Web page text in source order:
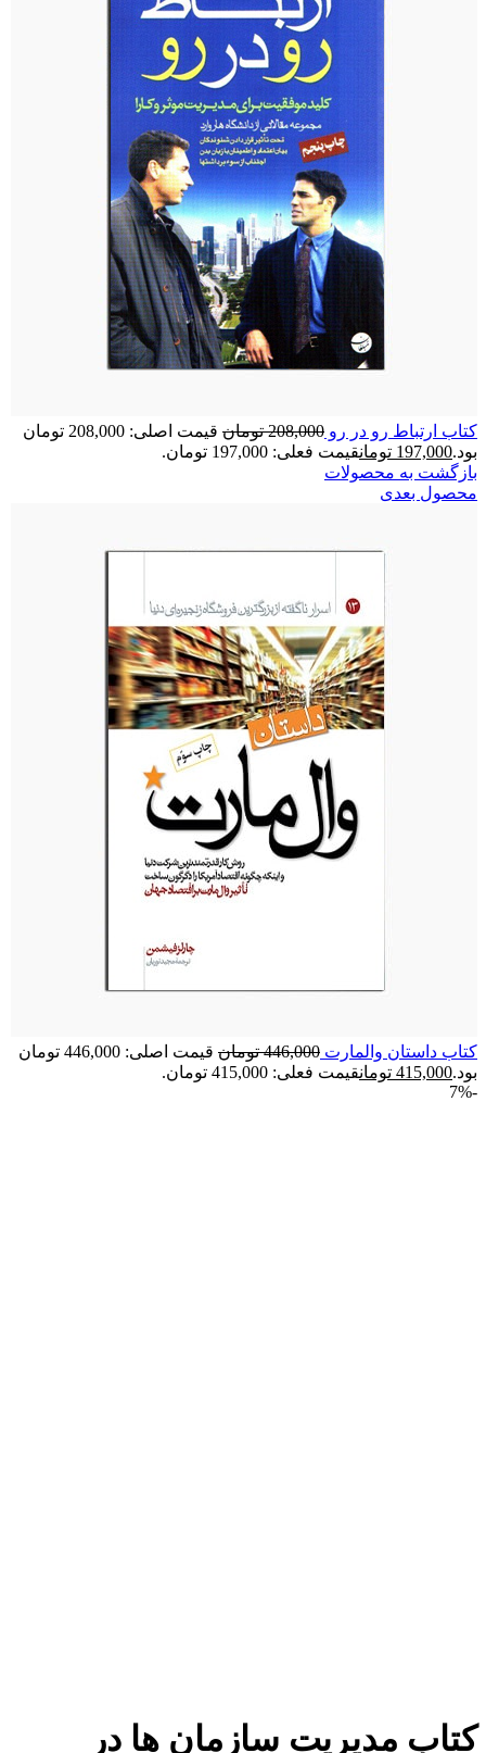
کتاب ارتباط رو در رو 208,000 تومان
قیمت اصلی: 208,000 تومان
بود.197,000 تومانقیمت فعلی: 197,000 تومان.
بازگشت به محصولات
محصول بعدی
کتاب داستان‏ وال‏مارت 446,000 تومان
قیمت اصلی: 446,000 تومان
بود.415,000 تومانقیمت فعلی: 415,000 تومان.
-7%
کتاب مدیریت سازمان ها در